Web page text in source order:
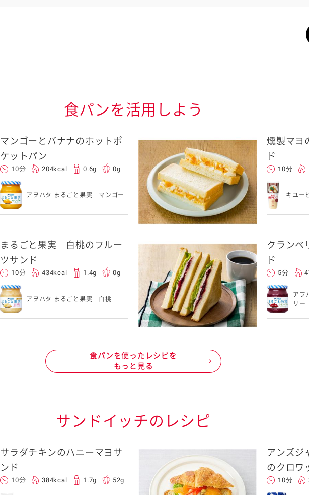
食パンを活用しよう
マンゴーとバナナのホットポ
ケットパン
10分 204kcal 0.6g 0g
アヲハタ まるごと果実 マンゴー
燻製マヨ
ド
10分
キユー
まるごと果実 白桃のフルー
ツサンド
10分 434kcal 1.4g 0g
アヲハタ まるごと果実 白桃
クランベ
ド
5分
アヲ
リー
食パンを使ったレシピを
もっと見る
サンドイッチのレシピ
サラダチキンのハニーマヨサ
ンド
10分 384kcal 1.7g 52g
アンズジ
のクロワ
10分